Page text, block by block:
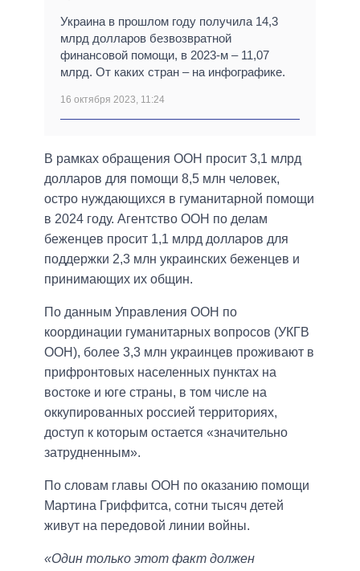
Украина в прошлом году получила 14,3
млрд долларов безвозвратной
финансовой помощи, в 2023-м – 11,07
млрд. От каких стран – на инфографике.
16 октября 2023, 11:24
В рамках обращения ООН просит 3,1 млрд
долларов для помощи 8,5 млн человек,
остро нуждающихся в гуманитарной помощи
в 2024 году. Агентство ООН по делам
беженцев просит 1,1 млрд долларов для
поддержки 2,3 млн украинских беженцев и
принимающих их общин.
По данным Управления ООН по
координации гуманитарных вопросов (УКГВ
ООН), более 3,3 млн украинцев проживают в
прифронтовых населенных пунктах на
востоке и юге страны, в том числе на
оккупированных россией территориях,
доступ к которым остается «значительно
затрудненным».
По словам главы ООН по оказанию помощи
Мартина Гриффитса, сотни тысяч детей
живут на передовой линии войны.
«Один только этот факт должен